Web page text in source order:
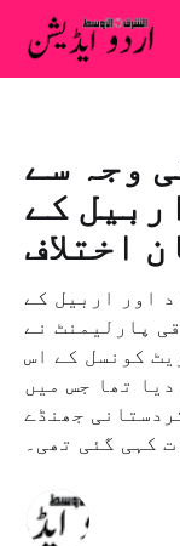
وجہ سے
کے
اختلاف
اور اربیل کے
پارلیمنٹ نے
کونسل کے اس
تھا جس میں
جھنڈے